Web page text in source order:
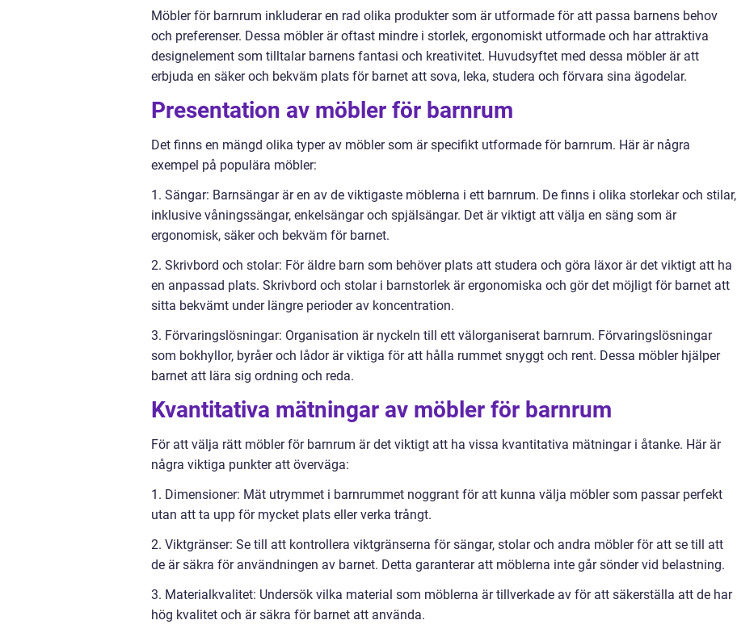
Möbler för barnrum inkluderar en rad olika produkter som är utformade för att passa barnens behov
och preferenser. Dessa möbler är oftast mindre i storlek, ergonomiskt utformade och har attraktiva
designelement som tilltalar barnens fantasi och kreativitet. Huvudsyftet med dessa möbler är att
erbjuda en säker och bekväm plats för barnet att sova, leka, studera och förvara sina ägodelar.
Presentation av möbler för barnrum
Det finns en mängd olika typer av möbler som är specifikt utformade för barnrum. Här är några
exempel på populära möbler:
1. Sängar: Barnsängar är en av de viktigaste möblerna i ett barnrum. De finns i olika storlekar och stilar,
inklusive våningssängar, enkelsängar och spjälsängar. Det är viktigt att välja en säng som är
ergonomisk, säker och bekväm för barnet.
2. Skrivbord och stolar: För äldre barn som behöver plats att studera och göra läxor är det viktigt att ha
en anpassad plats. Skrivbord och stolar i barnstorlek är ergonomiska och gör det möjligt för barnet att
sitta bekvämt under längre perioder av koncentration.
3. Förvaringslösningar: Organisation är nyckeln till ett välorganiserat barnrum. Förvaringslösningar
som bokhyllor, byråer och lådor är viktiga för att hålla rummet snyggt och rent. Dessa möbler hjälper
barnet att lära sig ordning och reda.
Kvantitativa mätningar av möbler för barnrum
För att välja rätt möbler för barnrum är det viktigt att ha vissa kvantitativa mätningar i åtanke. Här är
några viktiga punkter att överväga:
1. Dimensioner: Mät utrymmet i barnrummet noggrant för att kunna välja möbler som passar perfekt
utan att ta upp för mycket plats eller verka trångt.
2. Viktgränser: Se till att kontrollera viktgränserna för sängar, stolar och andra möbler för att se till att
de är säkra för användningen av barnet. Detta garanterar att möblerna inte går sönder vid belastning.
3. Materialkvalitet: Undersök vilka material som möblerna är tillverkade av för att säkerställa att de har
hög kvalitet och är säkra för barnet att använda.